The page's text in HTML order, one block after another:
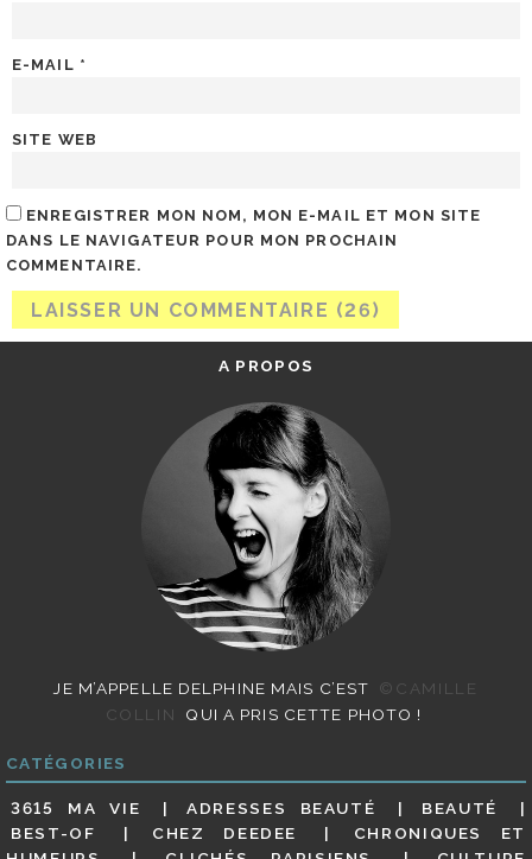
E-MAIL *
SITE WEB
ENREGISTRER MON NOM, MON E-MAIL ET MON SITE
DANS LE NAVIGATEUR POUR MON PROCHAIN
COMMENTAIRE.
A PROPOS
JE M’APPELLE DELPHINE MAIS C’EST
©CAMILLE
COLLIN
QUI A PRIS CETTE PHOTO !
CATÉGORIES
3615 MA VIE ADRESSES BEAUTÉ
BEAUTÉ
BEST-OF
CHEZ DEEDEE
CHRONIQUES ET